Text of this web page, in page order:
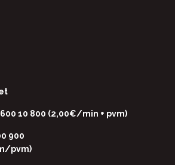
10 800 (2,00€/min + pvm)
900
pvm)